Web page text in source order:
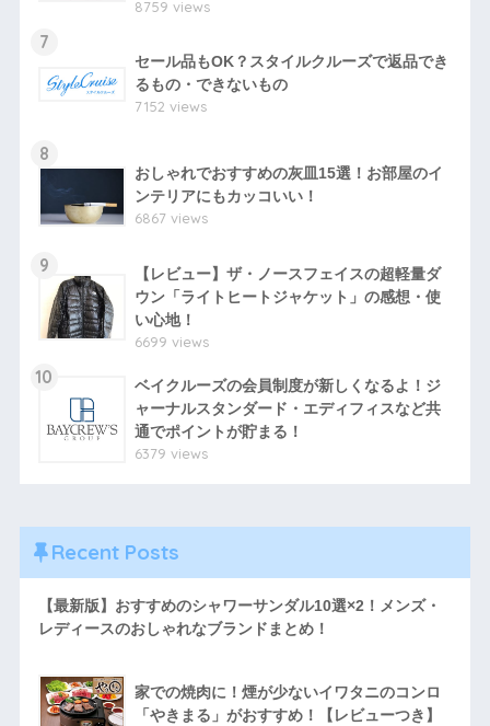
8759 views
7
セール品もOK？スタイルクルーズで返品でき
るもの・できないもの
7152 views
8
おしゃれでおすすめの灰皿15選！お部屋のイ
ンテリアにもカッコいい！
6867 views
9
【レビュー】ザ・ノースフェイスの超軽量ダ
ウン「ライトヒートジャケット」の感想・使
い心地！
6699 views
10
ベイクルーズの会員制度が新しくなるよ！ジ
ャーナルスタンダード・エディフィスなど共
通でポイントが貯まる！
6379 views
Recent Posts
【最新版】おすすめのシャワーサンダル10選×2！メンズ・
レディースのおしゃれなブランドまとめ！
家での焼肉に！煙が少ないイワタニのコンロ
「やきまる」がおすすめ！【レビューつき】